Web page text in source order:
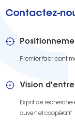
Contactez-
Premier fabricant
Vision
Esprit de
ouvert et coopératif